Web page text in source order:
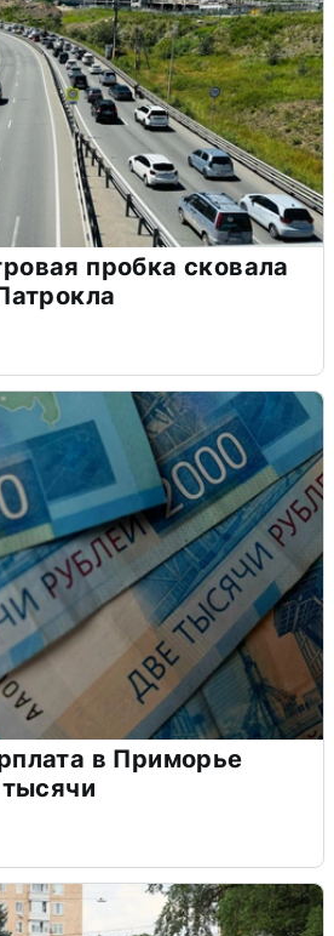
пробка сковала
в Приморье